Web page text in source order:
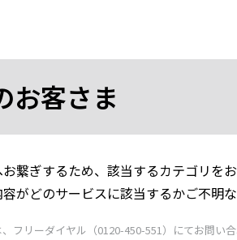
お客さま
繋ぎするため、該当するカテゴリをお
がどのサービスに該当するかご不明
フリーダイヤル（0120-450-551）にてお問い